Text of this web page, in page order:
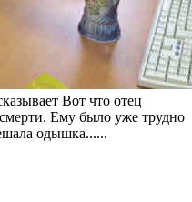
Вот что отец
Ему было уже трудно
одышка......